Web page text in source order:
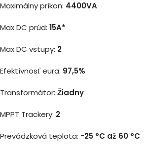
Maximálny príkon: 4400VA
Max DC prúd: 15A*
Max DC vstupy: 2
Efektívnosť eura: 97,5%
Transformátor: Žiadny
MPPT Trackery: 2
Prevádzková teplota: -25 °C až 60 °C